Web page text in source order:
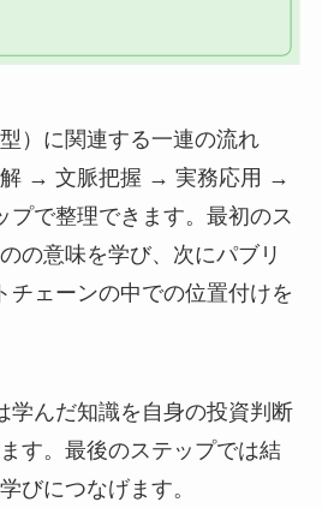
）に関連する一連の流れ
解 → 文脈把握 → 実務応用 →
プで整理できます。最初のス
の意味を学び、次にパブリ
チェーンの中での位置付けを
学んだ知識を自身の投資判断
す。最後のステップでは結
びにつなげます。